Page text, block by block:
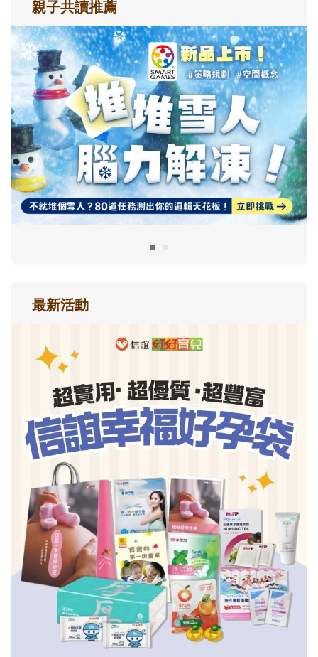
親子共讀推薦
最新活動
信誼基金會 附設幼兒園